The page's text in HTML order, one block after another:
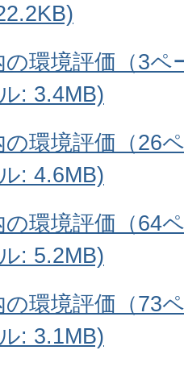
の環境評価（3ペ
: 3.4MB)
の環境評価（26
: 4.6MB)
の環境評価（64
: 5.2MB)
の環境評価（73
: 3.1MB)